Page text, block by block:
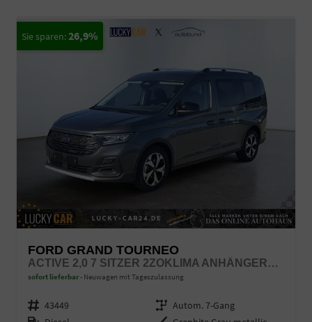
26,9%
FORD GRAND TOURNEO
ACTIVE 2,0 7 SITZER 2ZOKLIMA ANHÄNGERKUPPLUNG PANORAMADACH AGR SITZE SITZHEIZUNG EINPARKHILFE KAMERA 17 ZOLL LEICHTMETALL ACC
sofort lieferbar Neuwagen mit Tageszulassung
Fahrzeugnr. 43449 Getriebe Autom. 7-Gang